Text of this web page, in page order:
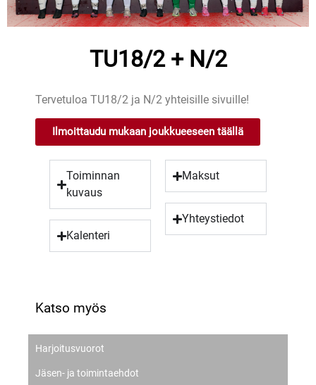
TU18/2 + N/2
Tervetuloa TU18/2 ja N/2 yhteisille sivuille!
Ilmoittaudu mukaan joukkueeseen täällä
Toiminnan
kuvaus
Kalenteri
Maksut
Yhteystiedot
Katso myös
Harjoitusvuorot
Jäsen- ja toimintaehdot